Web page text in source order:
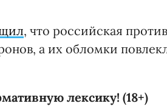
, что российская
а их обломки
лексику! (18+)